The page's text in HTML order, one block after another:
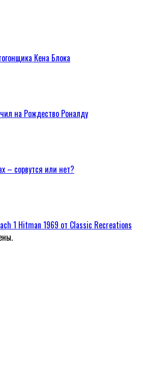
Кена Блока
на Рождество Роналду
– сорвутся или нет?
1 Hitman 1969 от Classic Recreations